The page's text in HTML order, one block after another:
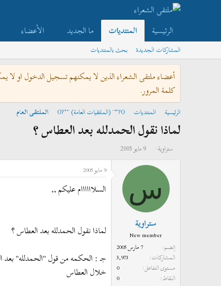
الرئيسية المنتديات ما الجديد الأعضاء
المشاركات الجديدة بحث بالمنتديات
أعضاء ملتقى الشعراء الذين لا يمكنهم تسجيل الدخول او لا
كلمة المرور.
الرئيسية المنتديات O?°'¨ (الملتقيات العامة) ¨'°?O الملتقى العام
لماذا نقول الحمدلله بعد العطاس ؟
ب
ئ
و
ع
ستراوية
ت
خ
ا
ل
ب
د
9 مايو 2005
س
ستراوية
New member
إنضم
7 مارس 2005
المشاركات
3,973
مستوى التفاعل
0
النقاط
0
9 مايو 2005
السلاااااام عليكم ,,
لماذا نقول الحمدلله بعد العطاس ؟
جـ : الحكمه من قول "الحمدلله"
خلال العطاس